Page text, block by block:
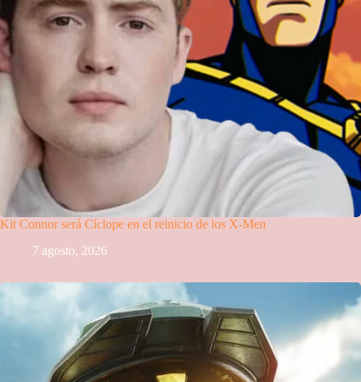
Kit Connor será Cíclope en el reinicio de los X-Men
7 agosto, 2026